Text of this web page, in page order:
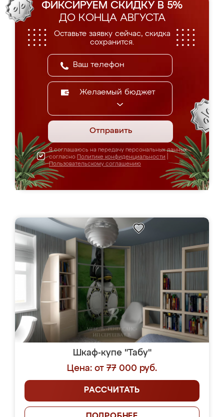
ФИКСИРУЕМ СКИДКУ В 5%
ДО КОНЦА АВГУСТА
Оставьте заявку сейчас, скидка
сохранится.
Желаемый бюджет
Отправить
Я соглашаюсь на передачу персональных данных
согласно Политике конфиденциальности
Пользовательскому соглашению
Шкаф-купе "Табу"
Цена: от 77 000 руб.
РАССЧИТАТЬ